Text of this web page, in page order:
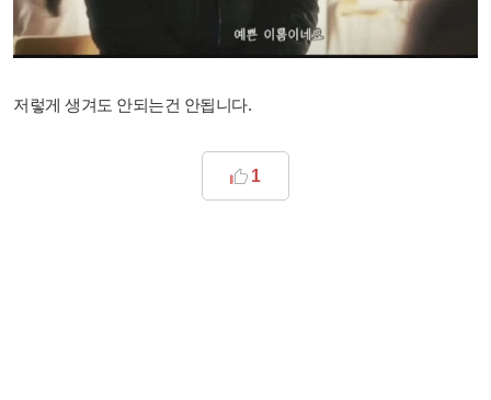
저렇게 생겨도 안되는건 안됩니다.
1